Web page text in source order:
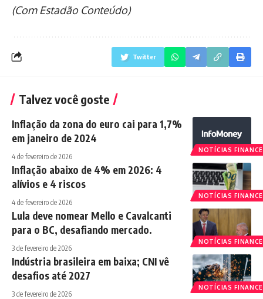
(Com Estadão Conteúdo)
Twitter
Talvez você goste
NOTÍCIAS
Inflação da zona do euro cai para 1,7%
em janeiro de 2024
4 de fevereiro de 2026
NOTÍCIAS
Inflação abaixo de 4% em 2026: 4
alívios e 4 riscos
4 de fevereiro de 2026
NOTÍCIAS
Lula deve nomear Mello e Cavalcanti
para o BC, desafiando mercado.
3 de fevereiro de 2026
NOTÍCIAS
Indústria brasileira em baixa; CNI vê
desafios até 2027
3 de fevereiro de 2026